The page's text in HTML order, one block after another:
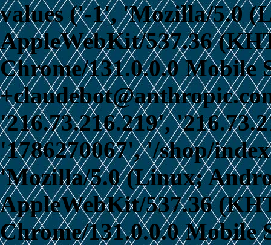
values ('-1', 'Mozilla/5.0
AppleWebKit/537.36
Chrome/131.0.0.0 Mobile
'216.73.216.219',
'1786270067', '/shop/
'Mozilla/5.0 (Linux;
AppleWebKit/537.36
Chrome/131.0.0.0 Mobile